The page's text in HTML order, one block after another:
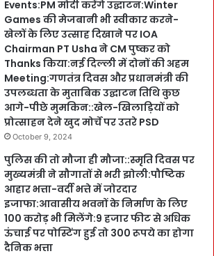
Events:PM मोदी करेंगे उद्घाटन:Winter
Games की मेजबानी भी स्वीकार करने-
खेलों के लिए उत्साह दिखाने पर IOA
Chairman PT Usha ने CM पुष्कर को
Thanks किया:नई दिल्ली में दोनों की अहम
Meeting:गणतंत्र दिवस और प्रधानमंत्री की
उपलब्धता के मुताबिक उद्घाटन तिथि कुछ
आगे-पीछे मुमकिन::खेल-खिलाड़ियों को
प्रोत्साहन देने खुद मोर्चे पर उतरे PSD
October 9, 2024
पुलिस की तो मौजा ही मौजा::स्मृति दिवस पर
मुख्यमंत्री ने सौगातों से भरी झोली:पौष्टिक
आहार भत्ता-वर्दी भत्ते में जोरदार
इजाफा:आवासीय भवनों के निर्माण के लिए
100 करोड़ भी मिलेंगे:9 हजार फीट से अधिक
ऊंचाई पर पोस्टिंग हुई तो 300 रूपये का होगा
दैनिक भत्ता